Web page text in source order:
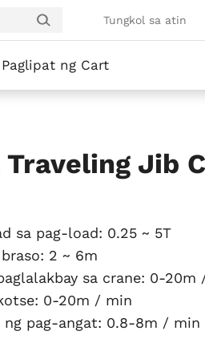
Tungkol sa atin
Paglipat ng Cart
Jib
sa pag-load: 0.25 ~ 5T
2 ~ 6m
sa crane: 0-20m
0-20m / min
ng pag-angat: 0.8-8m / min